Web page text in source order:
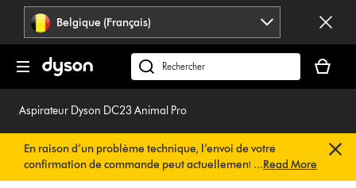
Sauter
pages
Belgique (Français)
Rechercher
des
produits
panier
est
Aspirateur Dyson DC23 Animal Pro
En raison d’un problème technique, l’envoi de votre
confirmation de commande peut actuellement être
retardé. Nous travaillons déjà à une solution rapide.Vous
...Read More